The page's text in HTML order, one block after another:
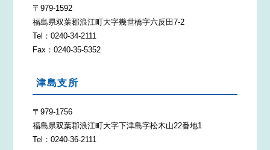
〒979-1592
福島県双葉郡浪江町大字幾世橋字六反田7-2
Tel：0240-34-2111
Fax：0240-35-5352
津島支所
〒979-1756
福島県双葉郡浪江町大字下津島字松木山22番地1
Tel：0240-36-2111